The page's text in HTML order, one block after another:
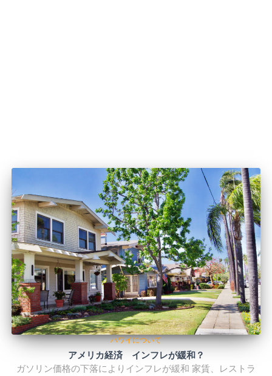
ハワイについて
アメリカ経済 インフレが緩和？
ガソリン価格の下落によりインフレが緩和 家賃、レストラ